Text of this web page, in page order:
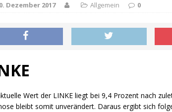
Dezember 2017 Allgemein 0
Wert der LINKE liegt bei 9,4 Prozent nach
bleibt somit unverändert. Daraus ergibt sich